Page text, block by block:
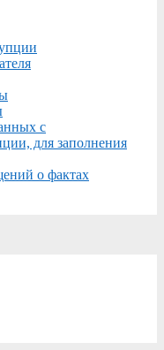
с
для заполнения
о фактах